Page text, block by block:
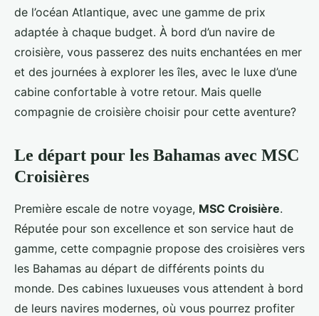
Nina•9 septembre 2024 •6 min de lecture
de l’océan Atlantique, avec une gamme de prix
adaptée à chaque budget. À bord d’un navire de
croisière, vous passerez des nuits enchantées en mer
et des journées à explorer les îles, avec le luxe d’une
cabine confortable à votre retour. Mais quelle
compagnie de croisière choisir pour cette aventure?
Le départ pour les Bahamas avec MSC
Croisières
Première escale de notre voyage, MSC Croisière.
Réputée pour son excellence et son service haut de
gamme, cette compagnie propose des croisières vers
les Bahamas au départ de différents points du
monde. Des cabines luxueuses vous attendent à bord
de leurs navires modernes, où vous pourrez profiter